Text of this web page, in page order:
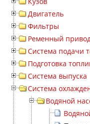
Двигатель
Фильтры
Ременный
Система подачи
Подготовка
Система выпуска
Система
Водяной